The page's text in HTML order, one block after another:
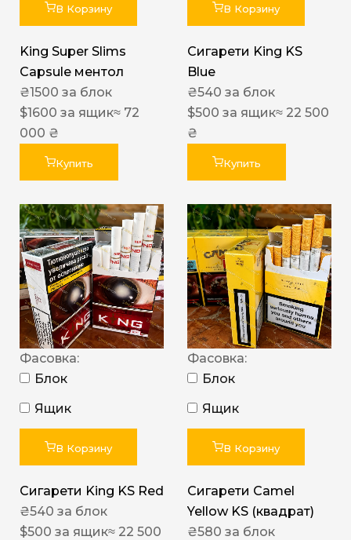
В Корзину
King Super Slims
Capsule ментол
₴1500 за блок
$1600 за ящик≈ 72
000 ₴
Купить
В Корзину
Сигарети King KS
Blue
₴540 за блок
$500 за ящик≈ 22 500
₴
Купить
Фасовка:
Блок
Ящик
В Корзину
Сигарети King KS Red
₴540 за блок
$500 за ящик≈ 22 500
Фасовка:
Блок
Ящик
В Корзину
Сигарети Camel
Yellow KS (квадрат)
₴580 за блок